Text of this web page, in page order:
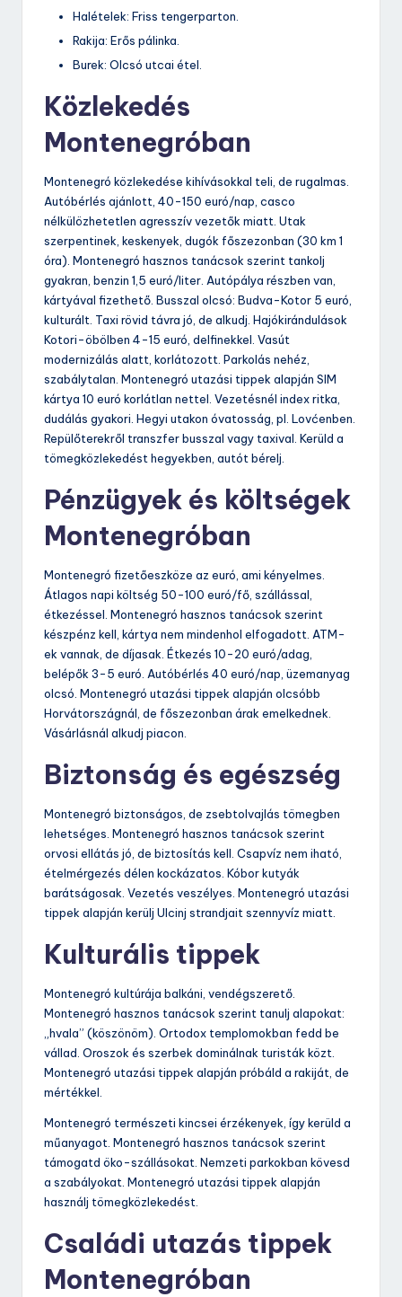
Halételek: Friss tengerparton.
Rakija: Erős pálinka.
Burek: Olcsó utcai étel.
Közlekedés
Montenegróban
Montenegró közlekedése kihívásokkal teli, de rugalmas.
Autóbérlés ajánlott, 40-150 euró/nap, casco
nélkülözhetetlen agresszív vezetők miatt. Utak
szerpentinek, keskenyek, dugók főszezonban (30 km 1
óra). Montenegró hasznos tanácsok szerint tankolj
gyakran, benzin 1,5 euró/liter. Autópálya részben van,
kártyával fizethető. Busszal olcsó: Budva-Kotor 5 euró,
kulturált. Taxi rövid távra jó, de alkudj. Hajókirándulások
Kotori-öbölben 4-15 euró, delfinekkel. Vasút
modernizálás alatt, korlátozott. Parkolás nehéz,
szabálytalan. Montenegró utazási tippek alapján SIM
kártya 10 euró korlátlan nettel. Vezetésnél index ritka,
dudálás gyakori. Hegyi utakon óvatosság, pl. Lovćenben.
Repülőterekről transzfer busszal vagy taxival. Kerüld a
tömegközlekedést hegyekben, autót bérelj.
Pénzügyek és költségek
Montenegróban
Montenegró fizetőeszköze az euró, ami kényelmes.
Átlagos napi költség 50-100 euró/fő, szállással,
étkezéssel. Montenegró hasznos tanácsok szerint
készpénz kell, kártya nem mindenhol elfogadott. ATM-
ek vannak, de díjasak. Étkezés 10-20 euró/adag,
belépők 3-5 euró. Autóbérlés 40 euró/nap, üzemanyag
olcsó. Montenegró utazási tippek alapján olcsóbb
Horvátországnál, de főszezonban árak emelkednek.
Vásárlásnál alkudj piacon.
Biztonság és egészség
Montenegró biztonságos, de zsebtolvajlás tömegben
lehetséges. Montenegró hasznos tanácsok szerint
orvosi ellátás jó, de biztosítás kell. Csapvíz nem iható,
ételmérgezés délen kockázatos. Kóbor kutyák
barátságosak. Vezetés veszélyes. Montenegró utazási
tippek alapján kerülj Ulcinj strandjait szennyvíz miatt.
Kulturális tippek
Montenegró kultúrája balkáni, vendégszerető.
Montenegró hasznos tanácsok szerint tanulj alapokat:
„hvala” (köszönöm). Ortodox templomokban fedd be
vállad. Oroszok és szerbek dominálnak turisták közt.
Montenegró utazási tippek alapján próbáld a rakiját, de
mértékkel.
Montenegró természeti kincsei érzékenyek, így kerüld a
műanyagot. Montenegró hasznos tanácsok szerint
támogatd öko-szállásokat. Nemzeti parkokban kövesd
a szabályokat. Montenegró utazási tippek alapján
használj tömegközlekedést.
Családi utazás tippek
Montenegróban